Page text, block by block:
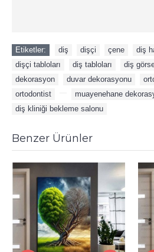
Etiketler: diş dişçi çene diş
dişçi tabloları
diş tabloları diş
dekorasyon
duvar dekorasyonu
ortodontist
muayenehane
diş kliniği bekleme salonu
Benzer Ürünler